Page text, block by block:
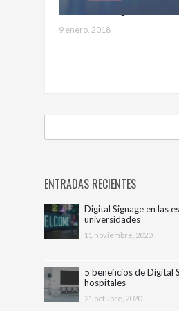
Digital Signage Awards 2018
9 enero, 2018
ENTRADAS RECIENTES
Digital Signage en las
universidades
11 noviembre, 2020
5 beneficios de Digital
hospitales
21 octubre, 2020